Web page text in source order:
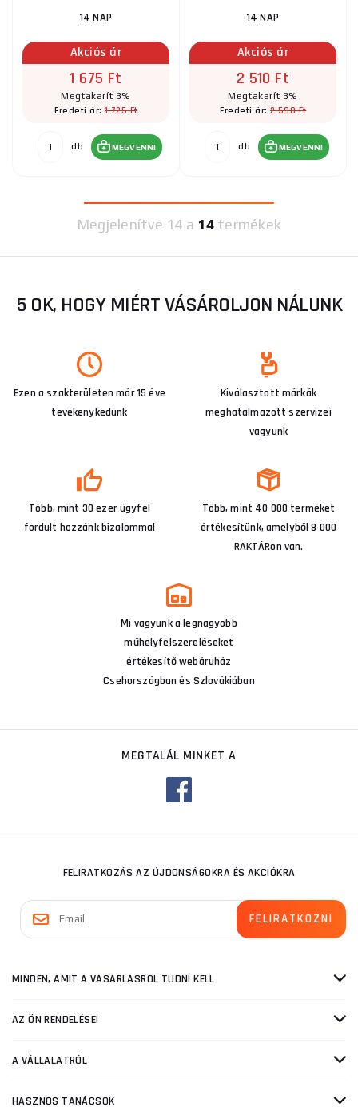
14 NAP
Akciós ár
1 675 Ft
Megtakarít 3%
Eredeti ár:1 725 Ft
db MEGVENNI
14 NAP
Akciós ár
2 510 Ft
Megtakarít 3%
Eredeti ár:2 590 Ft
db MEGVENNI
Megjelenítve 14 a 14termékek
5 OK, HOGY MIÉRT VÁSÁROLJON NÁLUNK
Ezen a szakterületen már 15 éve
tevékenykedünk
Kiválasztott márkák
meghatalmazott szervizei
vagyunk
Több, mint 30 ezer ügyfél
fordult hozzánk bizalommal
Több, mint 40 000 terméket
értékesítünk, amelyből 8 000
RAKTÁRon van.
Mi vagyunk a legnagyobb
műhelyfelszereléseket
értékesítő webáruház
Csehországban és Szlovákiában
MEGTALÁL MINKET A
FELIRATKOZÁS AZ ÚJDONSÁGOKRA ÉS AKCIÓKRA
MINDEN, AMIT A VÁSÁRLÁSRÓL TUDNI KELL
AZ ÖN RENDELÉSEI
A VÁLLALATRÓL
HASZNOS TANÁCSOK